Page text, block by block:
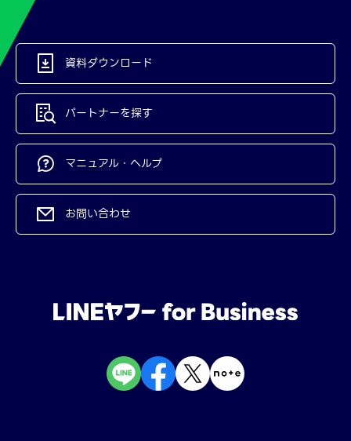
資料ダウンロード
パートナーを探す
マニュアル・ヘルプ
お問い合わせ